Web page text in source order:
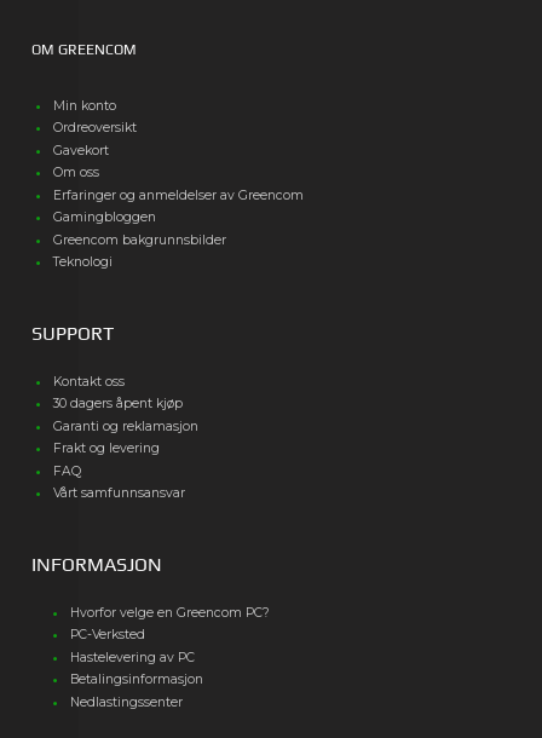
OM GREENCOM
Min konto
Ordreoversikt
Gavekort
Om oss
Erfaringer og anmeldelser av Greencom
Gamingbloggen
Greencom bakgrunnsbilder
Teknologi
SUPPORT
Kontakt oss
30 dagers åpent kjøp
Garanti og reklamasjon
Frakt og levering
FAQ
Vårt samfunnsansvar
INFORMASJON
Hvorfor velge en Greencom PC?
PC-Verksted
Hastelevering av PC
Betalingsinformasjon
Nedlastingssenter